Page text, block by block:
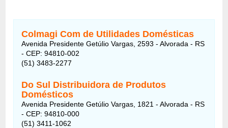
Colmagi Com de Utilidades Domésticas
Avenida Presidente Getúlio Vargas, 2593 - Alvorada - RS
- CEP: 94810-002
(51) 3483-2277
Do Sul Distribuidora de Produtos
Domésticos
Avenida Presidente Getúlio Vargas, 1821 - Alvorada - RS
- CEP: 94810-000
(51) 3411-1062